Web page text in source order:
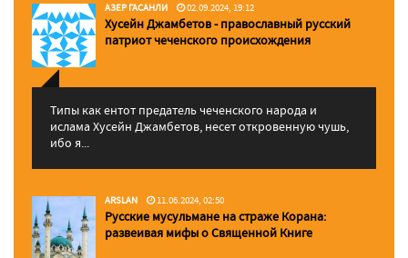
АЗЕР ГАСАНЛИ 02.09.2024, 19:12
Хусейн Джамбетов - православный русский
патриот чеченского происхождения
Типы как ентот предатель чеченского народа и
ислама Хусейн Джамбетов, несет откровенную чушь,
ибо я...
ARSLAN 11.06.2024, 02:50
Русские мусульмане на страже Корана:
pазвеивая мифы о Священной Книге